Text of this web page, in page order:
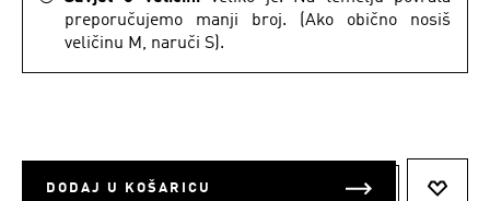
preporučujemo manji broj. (Ako obično nosiš
veličinu M, naruči S).
DODAJ U KOŠARICU